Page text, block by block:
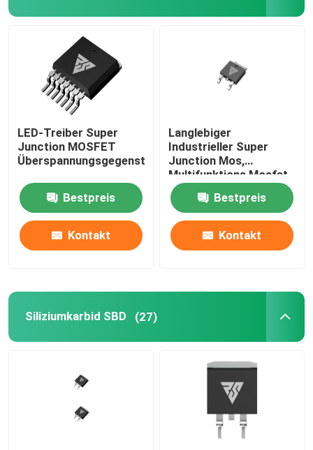
LED-Treiber Super
Junction MOSFET
Überspannungsgegenstand
Bestpreis
Kontakt
Langlebiger
Industrieller Super
Junction Mos,
Multifunktions Mosfet
Discrete
Bestpreis
Kontakt
Siliziumkarbid SBD (27)